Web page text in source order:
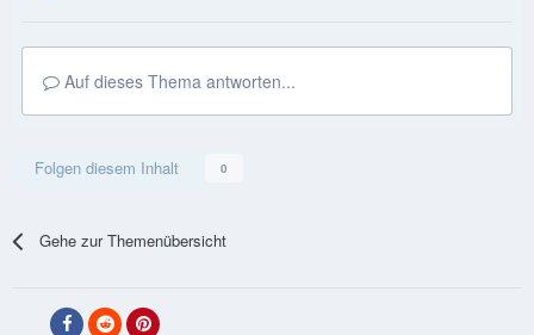
Auf dieses Thema antworten...
Folgen diesem Inhalt 0
Gehe zur Themenübersicht